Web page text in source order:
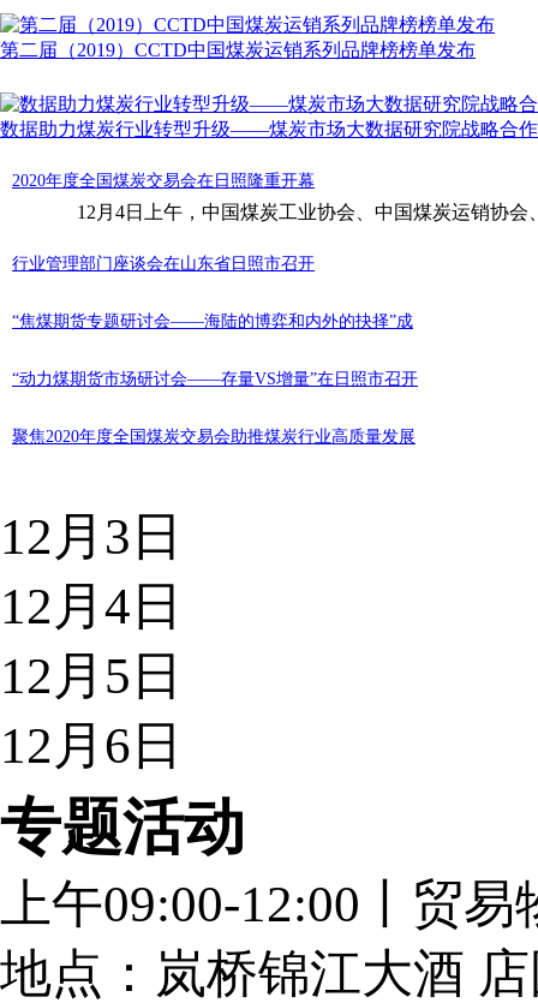
第二届（2019）CCTD中国煤炭运销系列品牌榜榜单发布
数据助力煤炭行业转型升级——煤炭市场大数据研究院战略合
2020年度全国煤炭交易会在日照隆重开幕
12月4日上午，中国煤炭工业协会、中国煤炭运销协会、
行业管理部门座谈会在山东省日照市召开
“焦煤期货专题研讨会——海陆的博弈和内外的抉择”成
“动力煤期货市场研讨会——存量VS增量”在日照市召开
聚焦2020年度全国煤炭交易会助推煤炭行业高质量发展
寻求合作 期待共赢——巴音孟克集团的日照之行
日照港：借煤交会打造煤炭运输新优势
货达网络战略合作中国煤炭市场网 布局大宗商品数字供
煤炭产运需协同发展高峰论坛成功举办
更多>>
12月3日
12月4日
12月5日
12月6日
专题活动
上午09:00-12:00丨贸
地点：岚桥锦江大酒